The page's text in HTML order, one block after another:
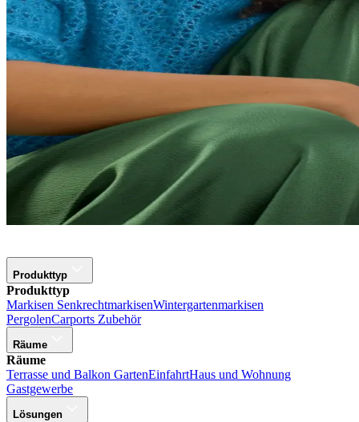
Produkttyp
Produkttyp
Markisen SenkrechtmarkisenWintergartenmarkisen
PergolenCarports Zubehör
Räume
Räume
Terrasse und Balkon GartenEinfahrtHaus und Wohnung
Gastgewerbe
Lösungen